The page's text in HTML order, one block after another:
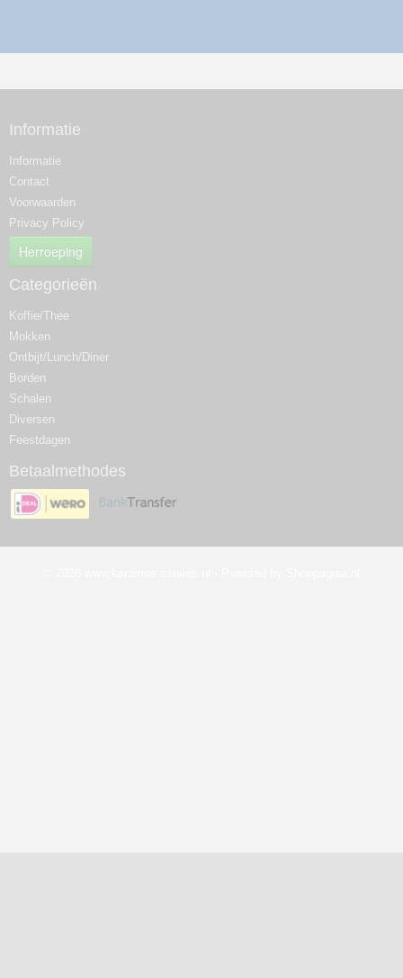
Informatie
Informatie
Contact
Voorwaarden
Privacy Policy
Herroeping
Categorieën
Koffie/Thee
Mokken
Ontbijt/Lunch/Diner
Borden
Schalen
Diversen
Feestdagen
Betaalmethodes